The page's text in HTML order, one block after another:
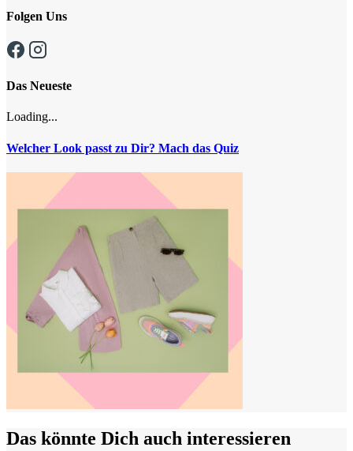
Folgen Uns
Das Neueste
Loading...
Welcher Look passt zu Dir? Mach das Quiz
Das könnte Dich auch interessieren